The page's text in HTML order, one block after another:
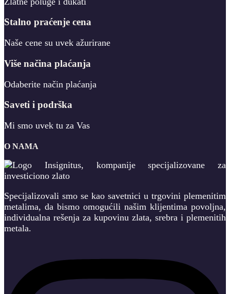
Stalno praćenje cena
Naše cene su uvek ažurirane
Više načina plaćanja
Odaberite način plaćanja
Saveti i podrška
Mi smo uvek tu za Vas
O NAMA
Specijalizovali smo se kao savetnici u trgovini plemenitim
metalima, da bismo omogućili našim klijentima povoljna,
individualna rešenja za kupovinu zlata, srebra i plemenitih
metala.